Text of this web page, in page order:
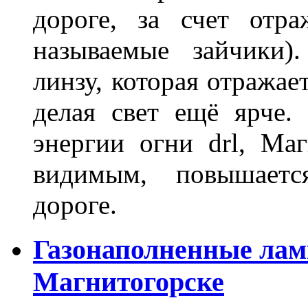
дороге, за счет
называемые
линзу, которая
делая свет ещё
энергии огни drl,
видимым,
дороге.
Газонаполненные
Магнитогорске